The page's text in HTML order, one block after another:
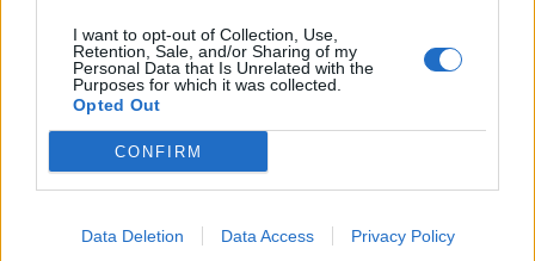
I want to opt-out of Collection, Use,
Retention, Sale, and/or Sharing of my
Personal Data that Is Unrelated with the
Purposes for which it was collected.
Opted Out
CONFIRM
Data Deletion Data Access Privacy Policy